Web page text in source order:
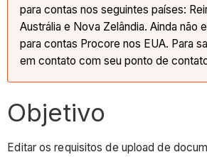
para contas nos seguintes países:
Austrália e Nova Zelândia. Ainda não
para contas Procore nos EUA. Para
em contato com seu ponto de
Objetivo
Editar os requisitos de upload de